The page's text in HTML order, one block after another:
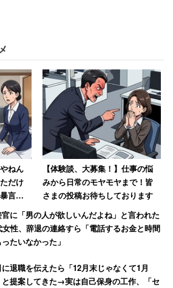
がいろんな席から聞こえてきた。
由だったら有給取っても許される
り、休むのをやめた」
ない雰囲気を作っていたのだろう。
れて有休をとらなかった女性。「つ
社も辞めた」と締めくくっていた。
ねん
だけ
言に
【体験談、大募集！】仕事の悩
みから日常のモヤモヤまで！皆
さまの投稿お待ちしております
に「男の人が欲しいんだよね」と言われた
女性、辞退の連絡すら「電話するお金と時間
たいなかった」
退職を伝えたら「12月末じゃなくて1月
と提案してきた→実は自己保身の工作、「セ